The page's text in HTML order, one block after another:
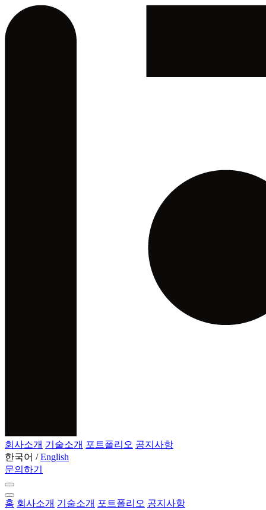
회사소개 기술소개 포트폴리오 공지사항
한국어 / English
문의하기
홈 회사소개 기술소개 포트폴리오 공지사항